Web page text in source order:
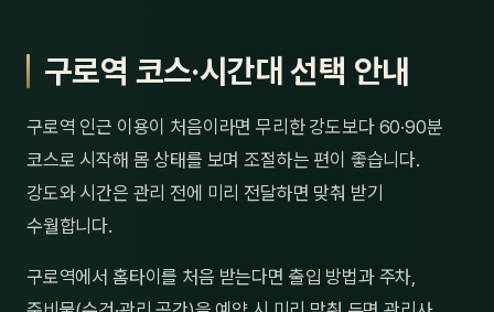
구로역 코스·시간대 선택 안내
구로역 인근 이용이 처음이라면 무리한 강도보다 60·90분
코스로 시작해 몸 상태를 보며 조절하는 편이 좋습니다.
강도와 시간은 관리 전에 미리 전달하면 맞춰 받기
수월합니다.
구로역에서 홈타이를 처음 받는다면 출입 방법과 주차,